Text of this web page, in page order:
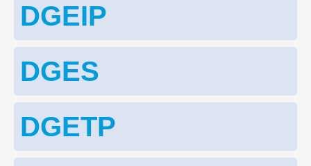
DGEIP
DGES
DGETP